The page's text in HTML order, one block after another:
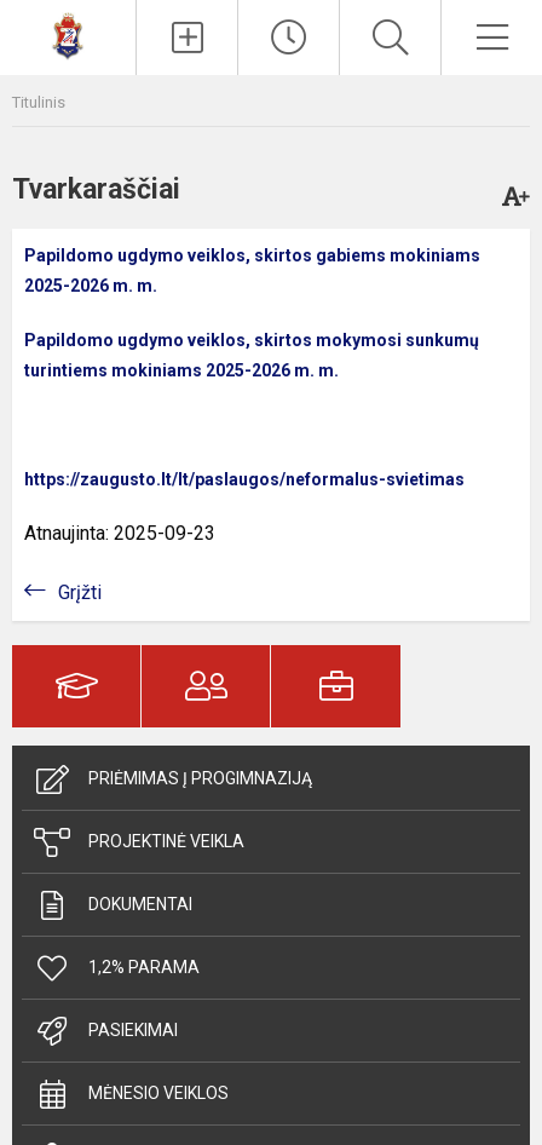
Titulinis
Tvarkaraščiai
Papildomo ugdymo veiklos, skirtos gabiems mokiniams
2025-2026 m. m.
Papildomo ugdymo veiklos, skirtos mokymosi sunkumų
turintiems mokiniams 2025-2026 m. m.
https://zaugusto.lt/lt/paslaugos/neformalus-svietimas
Atnaujinta: 2025-09-23
Grįžti
PRIĖMIMAS Į PROGIMNAZIJĄ
PROJEKTINĖ VEIKLA
DOKUMENTAI
1,2% PARAMA
PASIEKIMAI
MĖNESIO VEIKLOS